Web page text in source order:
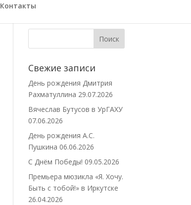
Контакты
Свежие записи
День рождения Дмитрия
Рахматуллина 29.07.2026
Вячеслав Бутусов в УрГАХУ
07.06.2026
День рождения А.С.
Пушкина 06.06.2026
С Днём Победы! 09.05.2026
Премьера мюзикла «Я. Хочу.
Быть с тобой!» в Иркутске
26.04.2026